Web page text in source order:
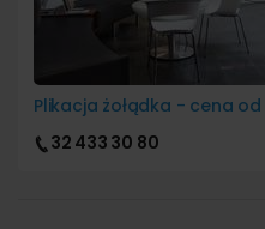
Plikacja żołądka - cena od
32 433 30 80